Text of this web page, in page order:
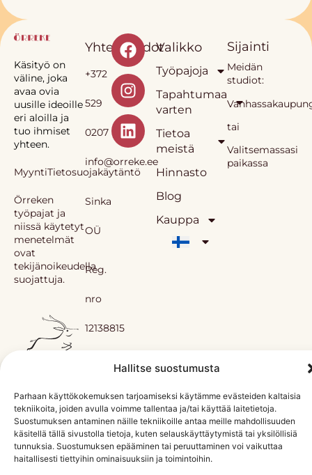
Hallitse suostumusta
Parhaan käyttökokemuksen tarjoamiseksi käytämme evästeiden kaltaisia
tekniikoita, joiden avulla voimme tallentaa ja/tai käyttää laitetietoja.
Suostumuksen antaminen näille tekniikoille antaa meille mahdollisuuden
käsitellä tällä sivustolla tietoja, kuten selauskäyttäytymistä tai yksilöllisiä
tunnuksia. Suostumuksen epääminen tai peruuttaminen voi vaikuttaa
haitallisesti tiettyihin ominaisuuksiin ja toimintoihin.
Käsityö on
väline, joka
avaa ovia
uusille ideoille
eri aloilla ja
tuo ihmiset
yhteen.
Myyntitarjoukset
Tietosuojakäytäntö
Örreken
työpajat ja
niissä käytetyt
menetelmät
ovat
tekijänoikeudella
suojattuja.
Yhteystiedot
+372
529
0207
info@orreke.ee
Sinka
OÜ
Reg.
nro
12138815
Valikko
Työpajoja
Tapahtumaa
varten
Tietoa
meistä
Hinnasto
Blog
Kauppa
Sijainti
Meidän
studiot:
tai
Valitsemassasi
paikassa